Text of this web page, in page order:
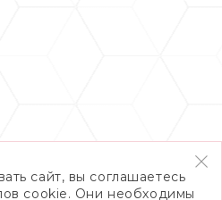
сайт, вы соглашаетесь
cookie. Они необходимы